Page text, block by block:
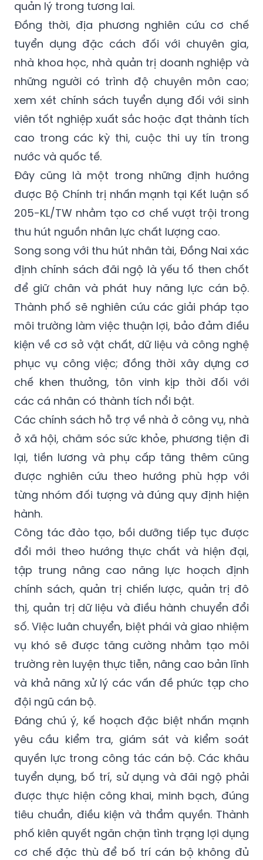
quản lý trong tương lai.
Đồng thời, địa phương nghiên cứu cơ chế
tuyển dụng đặc cách đối với chuyên gia,
nhà khoa học, nhà quản trị doanh nghiệp và
những người có trình độ chuyên môn cao;
xem xét chính sách tuyển dụng đối với sinh
viên tốt nghiệp xuất sắc hoặc đạt thành tích
cao trong các kỳ thi, cuộc thi uy tín trong
nước và quốc tế.
Đây cũng là một trong những định hướng
được Bộ Chính trị nhấn mạnh tại Kết luận số
205-KL/TW nhằm tạo cơ chế vượt trội trong
thu hút nguồn nhân lực chất lượng cao.
Song song với thu hút nhân tài, Đồng Nai xác
định chính sách đãi ngộ là yếu tố then chốt
để giữ chân và phát huy năng lực cán bộ.
Thành phố sẽ nghiên cứu các giải pháp tạo
môi trường làm việc thuận lợi, bảo đảm điều
kiện về cơ sở vật chất, dữ liệu và công nghệ
phục vụ công việc; đồng thời xây dựng cơ
chế khen thưởng, tôn vinh kịp thời đối với
các cá nhân có thành tích nổi bật.
Các chính sách hỗ trợ về nhà ở công vụ, nhà
ở xã hội, chăm sóc sức khỏe, phương tiện đi
lại, tiền lương và phụ cấp tăng thêm cũng
được nghiên cứu theo hướng phù hợp với
từng nhóm đối tượng và đúng quy định hiện
hành.
Công tác đào tạo, bồi dưỡng tiếp tục được
đổi mới theo hướng thực chất và hiện đại,
tập trung nâng cao năng lực hoạch định
chính sách, quản trị chiến lược, quản trị đô
thị, quản trị dữ liệu và điều hành chuyển đổi
số. Việc luân chuyển, biệt phái và giao nhiệm
vụ khó sẽ được tăng cường nhằm tạo môi
trường rèn luyện thực tiễn, nâng cao bản lĩnh
và khả năng xử lý các vấn đề phức tạp cho
đội ngũ cán bộ.
Đáng chú ý, kế hoạch đặc biệt nhấn mạnh
yêu cầu kiểm tra, giám sát và kiểm soát
quyền lực trong công tác cán bộ. Các khâu
tuyển dụng, bố trí, sử dụng và đãi ngộ phải
được thực hiện công khai, minh bạch, đúng
tiêu chuẩn, điều kiện và thẩm quyền. Thành
phố kiên quyết ngăn chặn tình trạng lợi dụng
cơ chế đặc thù để bố trí cán bộ không đủ